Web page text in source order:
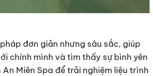
đơn giản nhưng sâu sắc, giúp
chính mình và tìm thấy sự bình yên
Miên Spa để trải nghiệm liệu trình